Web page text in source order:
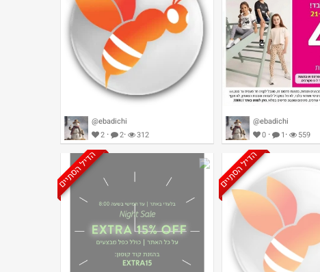
@ebadichi
0 · 1· 559
המועצה לצרכנות מזהירה מרכישה
באתר ההנעלה שוז-אונליין
@ebadichi
2 · 2· 312
הדיל הסתיים הדיל הסתיים